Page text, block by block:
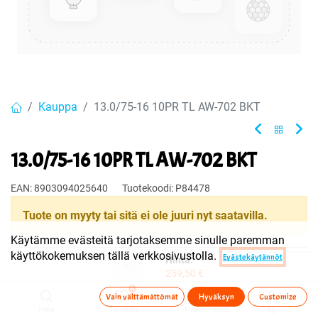
Hinta:
259,50 €
0
Toivelista Tuoteryhmä(t)
Kauppa 13.0/75-16 10PR TL AW-702 BKT
13.0/75-16 10PR TL AW-702 BKT
EAN:8903094025640 Tuotekoodi: P84478
Tuote on myyty tai sitä ei ole juuri nyt saatavilla.
Käytämme evästeitä tarjotaksemme sinulle paremman
käyttökokemuksen tällä verkkosivustolla.
Evästekäytännöt
Vain välttämättömät Hyväksyn Customize